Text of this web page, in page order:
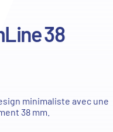
38
minimaliste avec une
38 mm.